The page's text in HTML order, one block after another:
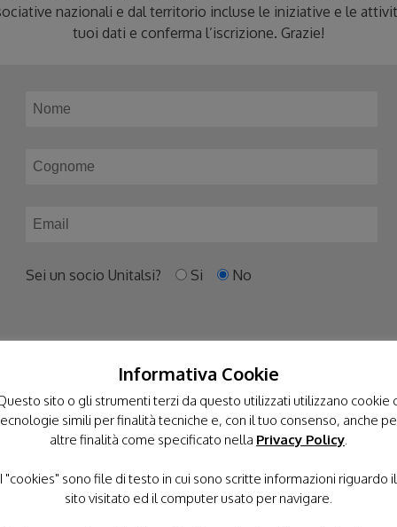
nazionali e dal territorio incluse le iniziative e le
tuoi dati e conferma l’iscrizione. Grazie!
Sei un socio Unitalsi? Si No
Dichiaro di avere un'età non inferiore ai 16 anni nonché di
aver letto l'informativa sul trattamento dei dati personali
come reperibile alla paginaPrivacy Policydi questo sito
Informativa Cookie
sito o gli strumenti terzi da questo utilizzati utilizzano cookie
simili per finalità tecniche e, con il tuo consenso, anche
altre finalità come specificato nella Privacy Policy
I "cookies" sono file di testo in cui sono scritte informazioni riguardo il
sito visitato ed il computer usato per navigare.